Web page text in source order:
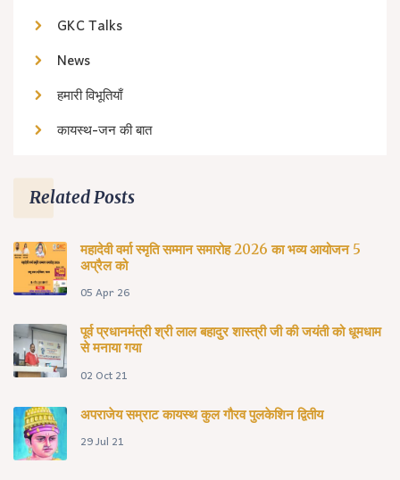
GKC Talks
News
हमारी विभूतियाँ
कायस्थ-जन की बात
Related Posts
महादेवी वर्मा स्मृति सम्मान समारोह 2026 का भव्य आयोजन 5
अप्रैल को
05 Apr 26
पूर्व प्रधानमंत्री श्री लाल बहादुर शास्त्री जी की जयंती को धूमधाम
से मनाया गया
02 Oct 21
अपराजेय सम्राट कायस्थ कुल गौरव पुलकेशिन द्वितीय
29 Jul 21